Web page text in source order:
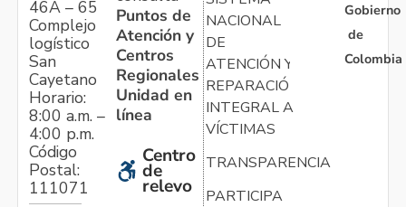
46A – 65
Complejo
logístico
San
Cayetano
Horario:
8:00 a.m. –
4:00 p.m.
Código
Postal:
111071
Puntos de
Atención y
Centros
Regionales
Unidad en
línea
Centro
de
relevo
NACIONAL
DE
ATENCIÓN Y
REPARACIÓN
INTEGRAL A
VÍCTIMAS
TRANSPARENCIA
PARTICIPA
Gobierno
de
Colombia